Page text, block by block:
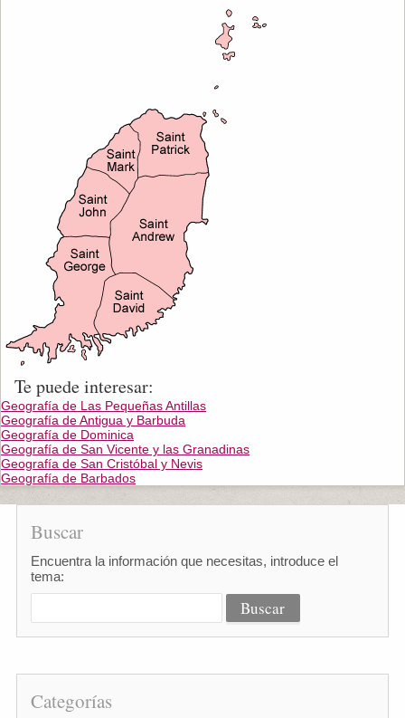
Te puede interesar:
Geografía de Las Pequeñas Antillas
Geografía de Antigua y Barbuda
Geografía de Dominica
Geografía de San Vicente y las Granadinas
Geografía de San Cristóbal y Nevis
Geografía de Barbados
Buscar
Encuentra la información que necesitas, introduce el
tema:
Categorías